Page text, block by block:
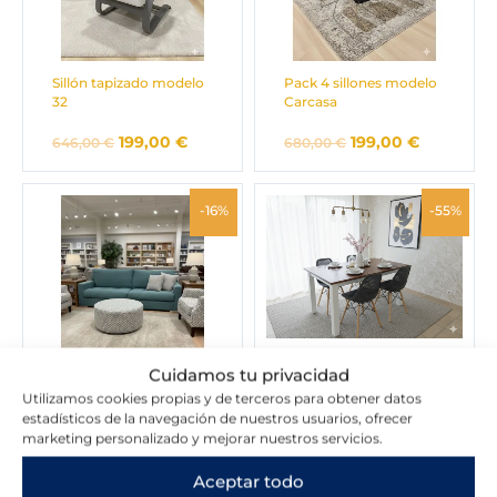
Cuidamos tu privacidad
Utilizamos cookies propias y de terceros para obtener datos
estadísticos de la navegación de nuestros usuarios, ofrecer
marketing personalizado y mejorar nuestros servicios.
Aceptar todo
Sillón tapizado modelo
32
646,00€ 199,00€
Pack 4 sillones modelo
Carcasa
680,00€ 199,00€
-16%
Puff Redondo Tapizado
238,00€
El
precio
original
era:
238,00 €.
199,00€
El
precio
actual
es:
199,00 €.
-55%
490,00€
El
precio
original
era:
490,00 €.
220,00€
El
precio
220,00 €.